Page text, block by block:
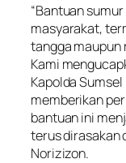
“Bantuan
masyarakat,
tangga maupun
Kami
Kapolda
memberikan
bantuan ini
terus dirasakan
Norizizon.